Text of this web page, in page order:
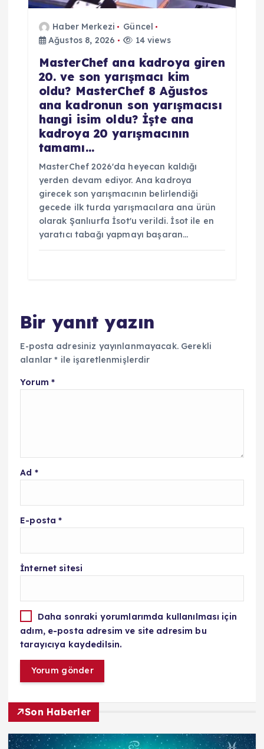
Haber Merkezi
Güncel
Ağustos 8, 2026
14 views
MasterChef ana kadroya giren
20. ve son yarışmacı kim
oldu? MasterChef 8 Ağustos
ana kadronun son yarışmacısı
hangi isim oldu? İşte ana
kadroya 20 yarışmacının
tamamı…
MasterChef 2026'da heyecan kaldığı
yerden devam ediyor. Ana kadroya
girecek son yarışmacının belirlendiği
gecede ilk turda yarışmacılara ana ürün
olarak Şanlıurfa İsot'u verildi. İsot ile en
yaratıcı tabağı yapmayı başaran…
Bir yanıt yazın
E-posta adresiniz yayınlanmayacak. Gerekli
alanlar* ile işaretlenmişlerdir
Yorum *
Ad *
E-posta*
İnternet sitesi
Daha sonraki yorumlarımda kullanılması için
adım, e-posta adresim ve site adresim bu
tarayıcıya kaydedilsin.
Son Haberler